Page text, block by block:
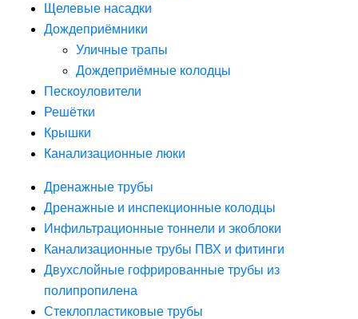
Щелевые насадки
Дождеприёмники
Уличные трапы
Дождеприёмные колодцы
Пескоуловители
Решётки
Крышки
Канализационные люки
Дренажные трубы
Дренажные и инспекционные колодцы
Инфильтрационные тоннели и экоблоки
Канализационные трубы ПВХ и фитинги
Двухслойные гофрированные трубы из
полипропилена
Стеклопластиковые трубы